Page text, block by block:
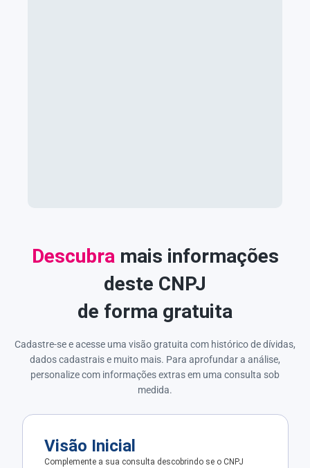
Descubra mais informações
deste CNPJ
de forma gratuita
Cadastre-se e acesse uma visão gratuita com histórico de dívidas,
dados cadastrais e muito mais. Para aprofundar a análise,
personalize com informações extras em uma consulta sob
medida.
Visão Inicial
Complemente a sua consulta descobrindo se o CNPJ